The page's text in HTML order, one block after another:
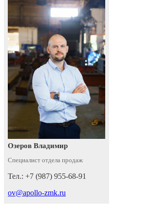
Озеров Владимир
Специалист отдела продаж
Тел.: +7 (987) 955-68-91
ov@apollo-zmk.ru